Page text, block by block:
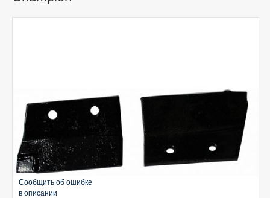
Сообщить об ошибке
в описании